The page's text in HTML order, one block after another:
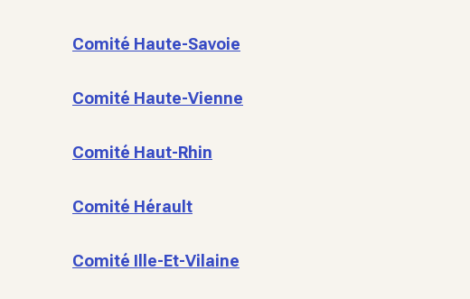
Comité Haute-Savoie
Comité Haute-Vienne
Comité Haut-Rhin
Comité Hérault
Comité Ille-Et-Vilaine